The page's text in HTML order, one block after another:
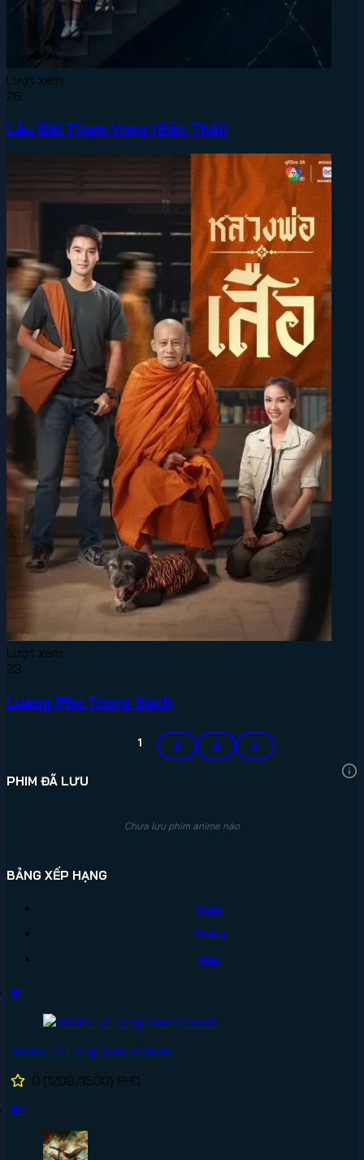
Lượt xem:
26
Lâu Đài Tham Vọng (Bản Thái)
Lượt xem:
23
Luang Pho Trong Sạch
1 2 3 »
PHIM ĐÃ LƯU
Chưa lưu phim anime nào
BẢNG XẾP HẠNG
Ngày
Tháng
Năm
#1
Thám Tử Lừng Danh Conan
0 (1209/1500) FHD
#2